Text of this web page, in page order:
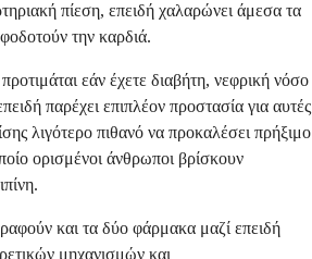
πίεση, επειδή χαλαρώνει άμεσα τα
την καρδιά.
εάν έχετε διαβήτη, νεφρική νόσο
παρέχει επιπλέον προστασία για αυτές
λιγότερο πιθανό να προκαλέσει πρήξιμο
ορισμένοι άνθρωποι βρίσκουν
και τα δύο φάρμακα μαζί επειδή
μηχανισμών και